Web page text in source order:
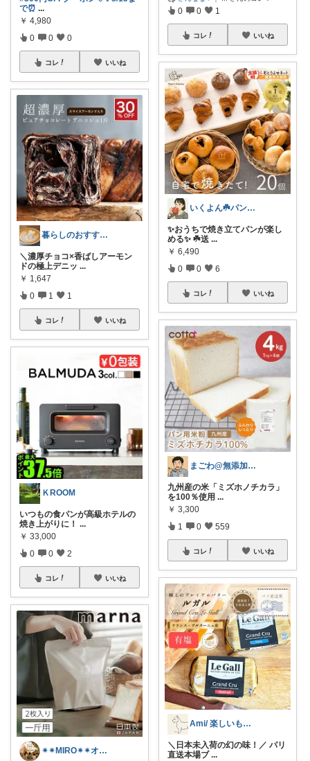
で⏰ ...
￥ 4,980
0 0 0
コレ いいね
暮らしのおすすめROOM
＼濃厚チョコ×香ばしアーモン
ドの極上デニッ ...
￥ 1,647
0 1 1
コレ いいね
ＫROOM
いつもの食パンが高級ホテルの
焼き上がりに！ ...
￥ 33,000
0 0 2
コレ いいね
✴︎✴︎MIRO✴︎✴︎オススメroom
0 0 1
コレ いいね
いくよん☘️パンのある暮らし✨
✨おうちで焼き立てパンが楽し
める✨ ☘️送 ...
￥ 6,490
0 0 6
コレ いいね
まごわ@無添加、オーガニック食品
九州産の米「ミズホノチカラ」
を100％使用 ...
￥ 3,300
1 0 559
コレ いいね
Ami/ 楽しいもの美味しいもの
＼日本未入荷の幻の味！／ パリ
直送本場ブ ...